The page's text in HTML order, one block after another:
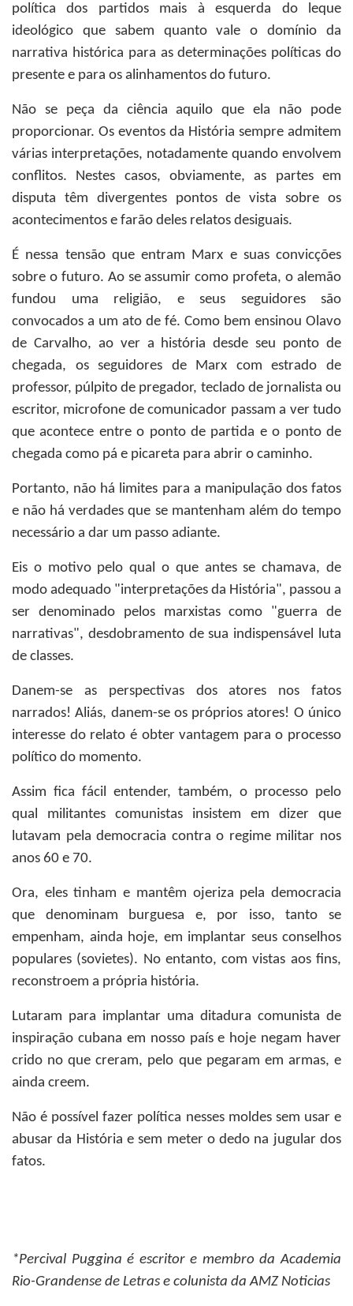
política dos partidos mais à esquerda do leque
ideológico que sabem quanto vale o domínio da
narrativa histórica para as determinações políticas do
presente e para os alinhamentos do futuro.
Não se peça da ciência aquilo que ela não pode
proporcionar. Os eventos da História sempre admitem
várias interpretações, notadamente quando envolvem
conflitos. Nestes casos, obviamente, as partes em
disputa têm divergentes pontos de vista sobre os
acontecimentos e farão deles relatos desiguais.
É nessa tensão que entram Marx e suas convicções
sobre o futuro. Ao se assumir como profeta, o alemão
fundou uma religião, e seus seguidores são
convocados a um ato de fé. Como bem ensinou Olavo
de Carvalho, ao ver a história desde seu ponto de
chegada, os seguidores de Marx com estrado de
professor, púlpito de pregador, teclado de jornalista ou
escritor, microfone de comunicador passam a ver tudo
que acontece entre o ponto de partida e o ponto de
chegada como pá e picareta para abrir o caminho.
Portanto, não há limites para a manipulação dos fatos
e não há verdades que se mantenham além do tempo
necessário a dar um passo adiante.
Eis o motivo pelo qual o que antes se chamava, de
modo adequado "interpretações da História", passou a
ser denominado pelos marxistas como "guerra de
narrativas", desdobramento de sua indispensável luta
de classes.
Danem-se as perspectivas dos atores nos fatos
narrados! Aliás, danem-se os próprios atores! O único
interesse do relato é obter vantagem para o processo
político do momento.
Assim fica fácil entender, também, o processo pelo
qual militantes comunistas insistem em dizer que
lutavam pela democracia contra o regime militar nos
anos 60 e 70.
Ora, eles tinham e mantêm ojeriza pela democracia
que denominam burguesa e, por isso, tanto se
empenham, ainda hoje, em implantar seus conselhos
populares (sovietes). No entanto, com vistas aos fins,
reconstroem a própria história.
Lutaram para implantar uma ditadura comunista de
inspiração cubana em nosso país e hoje negam haver
crido no que creram, pelo que pegaram em armas, e
ainda creem.
Não é possível fazer política nesses moldes sem usar e
abusar da História e sem meter o dedo na jugular dos
fatos.
*Percival Puggina é escritor e membro da Academia
Rio-Grandense de Letras e colunista da AMZ Noticias